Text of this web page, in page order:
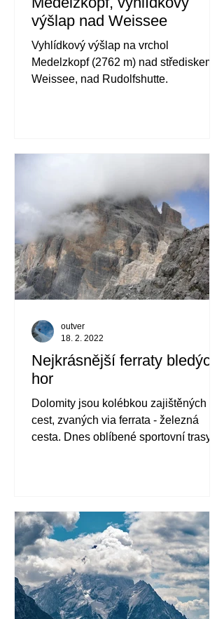
výšlap nad Weissee
Vyhlídkový výšlap na vrchol
Medelzkopf (2762 m) nad střediskem
Weissee, nad Rudolfshutte.
Nejkrásnější ferraty bledých
hor
Dolomity jsou kolébkou zajištěných
cest, zvaných via ferrata - železná
cesta. Dnes oblíbené sportovní trasy
outver
18. 2. 2022